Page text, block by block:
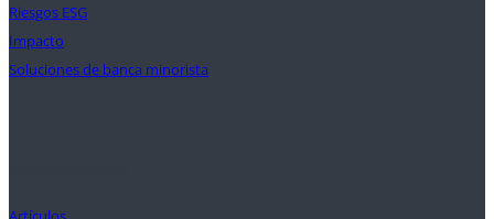
Riesgos ESG
Impacto
Soluciones de banca minorista